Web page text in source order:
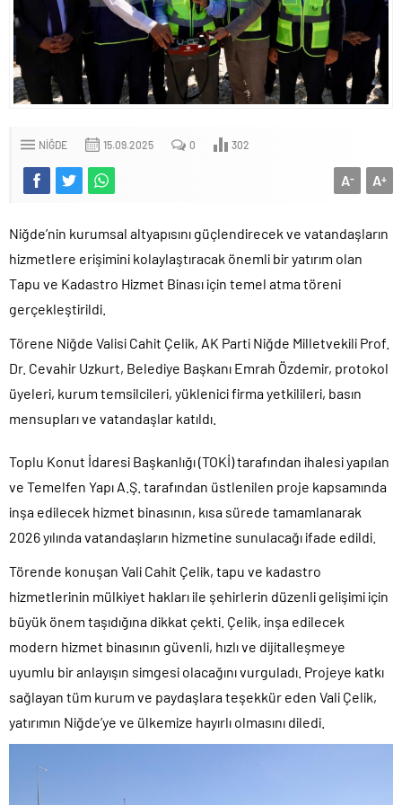
NIĞDE 15.09.2025 0 302
A+
A-
Niğde’nin kurumsal altyapısını güçlendirecek ve vatandaşların
hizmetlere erişimini kolaylaştıracak önemli bir yatırım olan
Tapu ve Kadastro Hizmet Binası için temel atma töreni
gerçekleştirildi.
Törene Niğde Valisi Cahit Çelik, AK Parti Niğde Milletvekili Prof.
Dr. Cevahir Uzkurt, Belediye Başkanı Emrah Özdemir, protokol
üyeleri, kurum temsilcileri, yüklenici firma yetkilileri, basın
mensupları ve vatandaşlar katıldı.
Toplu Konut İdaresi Başkanlığı (TOKİ) tarafından ihalesi yapılan
ve Temelfen Yapı A.Ş. tarafından üstlenilen proje kapsamında
inşa edilecek hizmet binasının, kısa sürede tamamlanarak
2026 yılında vatandaşların hizmetine sunulacağı ifade edildi.
Törende konuşan Vali Cahit Çelik, tapu ve kadastro
hizmetlerinin mülkiyet hakları ile şehirlerin düzenli gelişimi için
büyük önem taşıdığına dikkat çekti. Çelik, inşa edilecek
modern hizmet binasının güvenli, hızlı ve dijitalleşmeye
uyumlu bir anlayışın simgesi olacağını vurguladı. Projeye katkı
sağlayan tüm kurum ve paydaşlara teşekkür eden Vali Çelik,
yatırımın Niğde’ye ve ülkemize hayırlı olmasını diledi.